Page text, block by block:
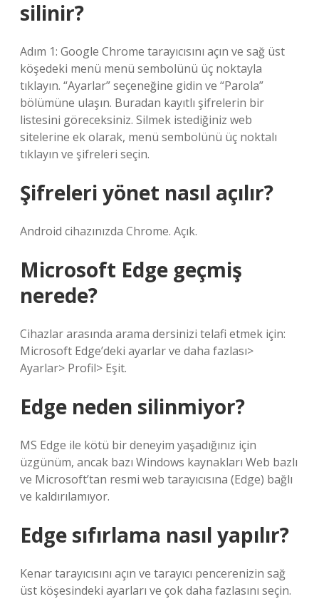
silinir?
Adım 1: Google Chrome tarayıcısını açın ve sağ üst
köşedeki menü menü sembolünü üç noktayla
tıklayın. “Ayarlar” seçeneğine gidin ve “Parola”
bölümüne ulaşın. Buradan kayıtlı şifrelerin bir
listesini göreceksiniz. Silmek istediğiniz web
sitelerine ek olarak, menü sembolünü üç noktalı
tıklayın ve şifreleri seçin.
Şifreleri yönet nasıl açılır?
Android cihazınızda Chrome. Açık.
Microsoft Edge geçmiş
nerede?
Cihazlar arasında arama dersinizi telafi etmek için:
Microsoft Edge’deki ayarlar ve daha fazlası>
Ayarlar> Profil> Eşit.
Edge neden silinmiyor?
MS Edge ile kötü bir deneyim yaşadığınız için
üzgünüm, ancak bazı Windows kaynakları Web bazlı
ve Microsoft’tan resmi web tarayıcısına (Edge) bağlı
ve kaldırılamıyor.
Edge sıfırlama nasıl yapılır?
Kenar tarayıcısını açın ve tarayıcı pencerenizin sağ
üst köşesindeki ayarları ve çok daha fazlasını seçin.